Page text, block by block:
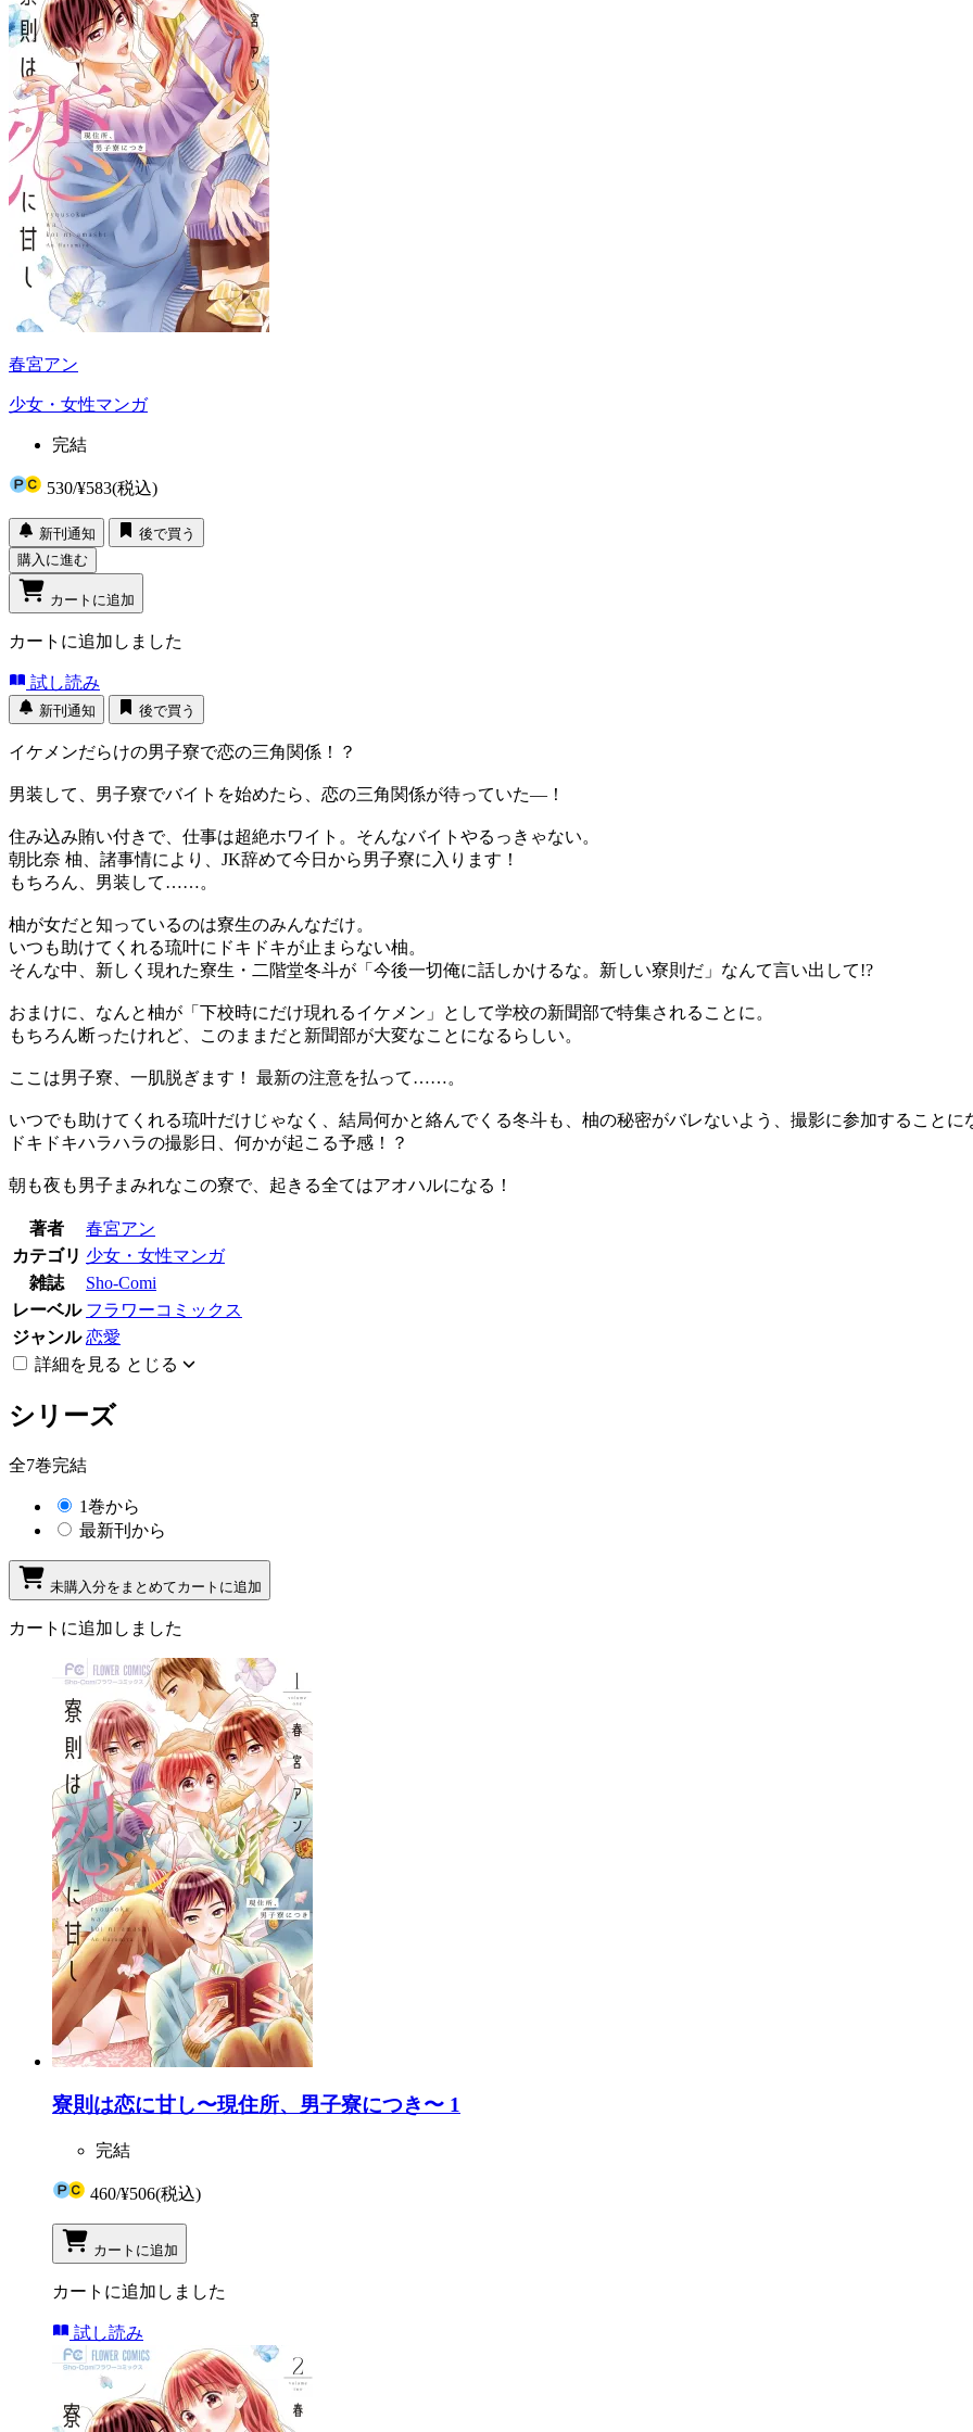
春宮アン
少女・女性マンガ
完結
530/¥583(税込)
新刊通知
後で買う
購入に進む
カートに追加
カートに追加しました
試し読み
新刊通知 後で買う
イケメンだらけの男子寮で恋の三角関係！？
男装して、男子寮でバイトを始めたら、恋の三角関係が待っていた―！
住み込み賄い付きで、仕事は超絶ホワイト。そんなバイトやるっきゃない。
朝比奈 柚、諸事情により、JK辞めて今日から男子寮に入ります！
もちろん、男装して……。
柚が女だと知っているのは寮生のみんなだけ。
いつも助けてくれる琉叶にドキドキが止まらない柚。
そんな中、新しく現れた寮生・二階堂冬斗が「今後一切俺に話しかけるな。新しい寮則だ」なんて言い出して!?
おまけに、なんと柚が「下校時にだけ現れるイケメン」として学校の新聞部で特集されることに。
もちろん断ったけれど、このままだと新聞部が大変なことになるらしい。
ここは男子寮、一肌脱ぎます！ 最新の注意を払って……。
いつでも助けてくれる琉叶だけじゃなく、結局何かと絡んでくる冬斗も、柚の秘密がバレないよう、撮影に参加すること
ドキドキハラハラの撮影日、何かが起こる予感！？
朝も夜も男子まみれなこの寮で、起きる全てはアオハルになる！
著者
春宮アン
カテゴリ 少女・女性マンガ
雑誌
Sho-Comi
レーベル フラワーコミックス
ジャンル 恋愛
詳細を見る とじる
シリーズ
全7巻完結
1巻から
最新刊から
未購入分をまとめてカートに追加
カートに追加しました
寮則は恋に甘し〜現住所、男子寮につき〜 1
完結
460/¥506(税込)
カートに追加
カートに追加しました
試し読み